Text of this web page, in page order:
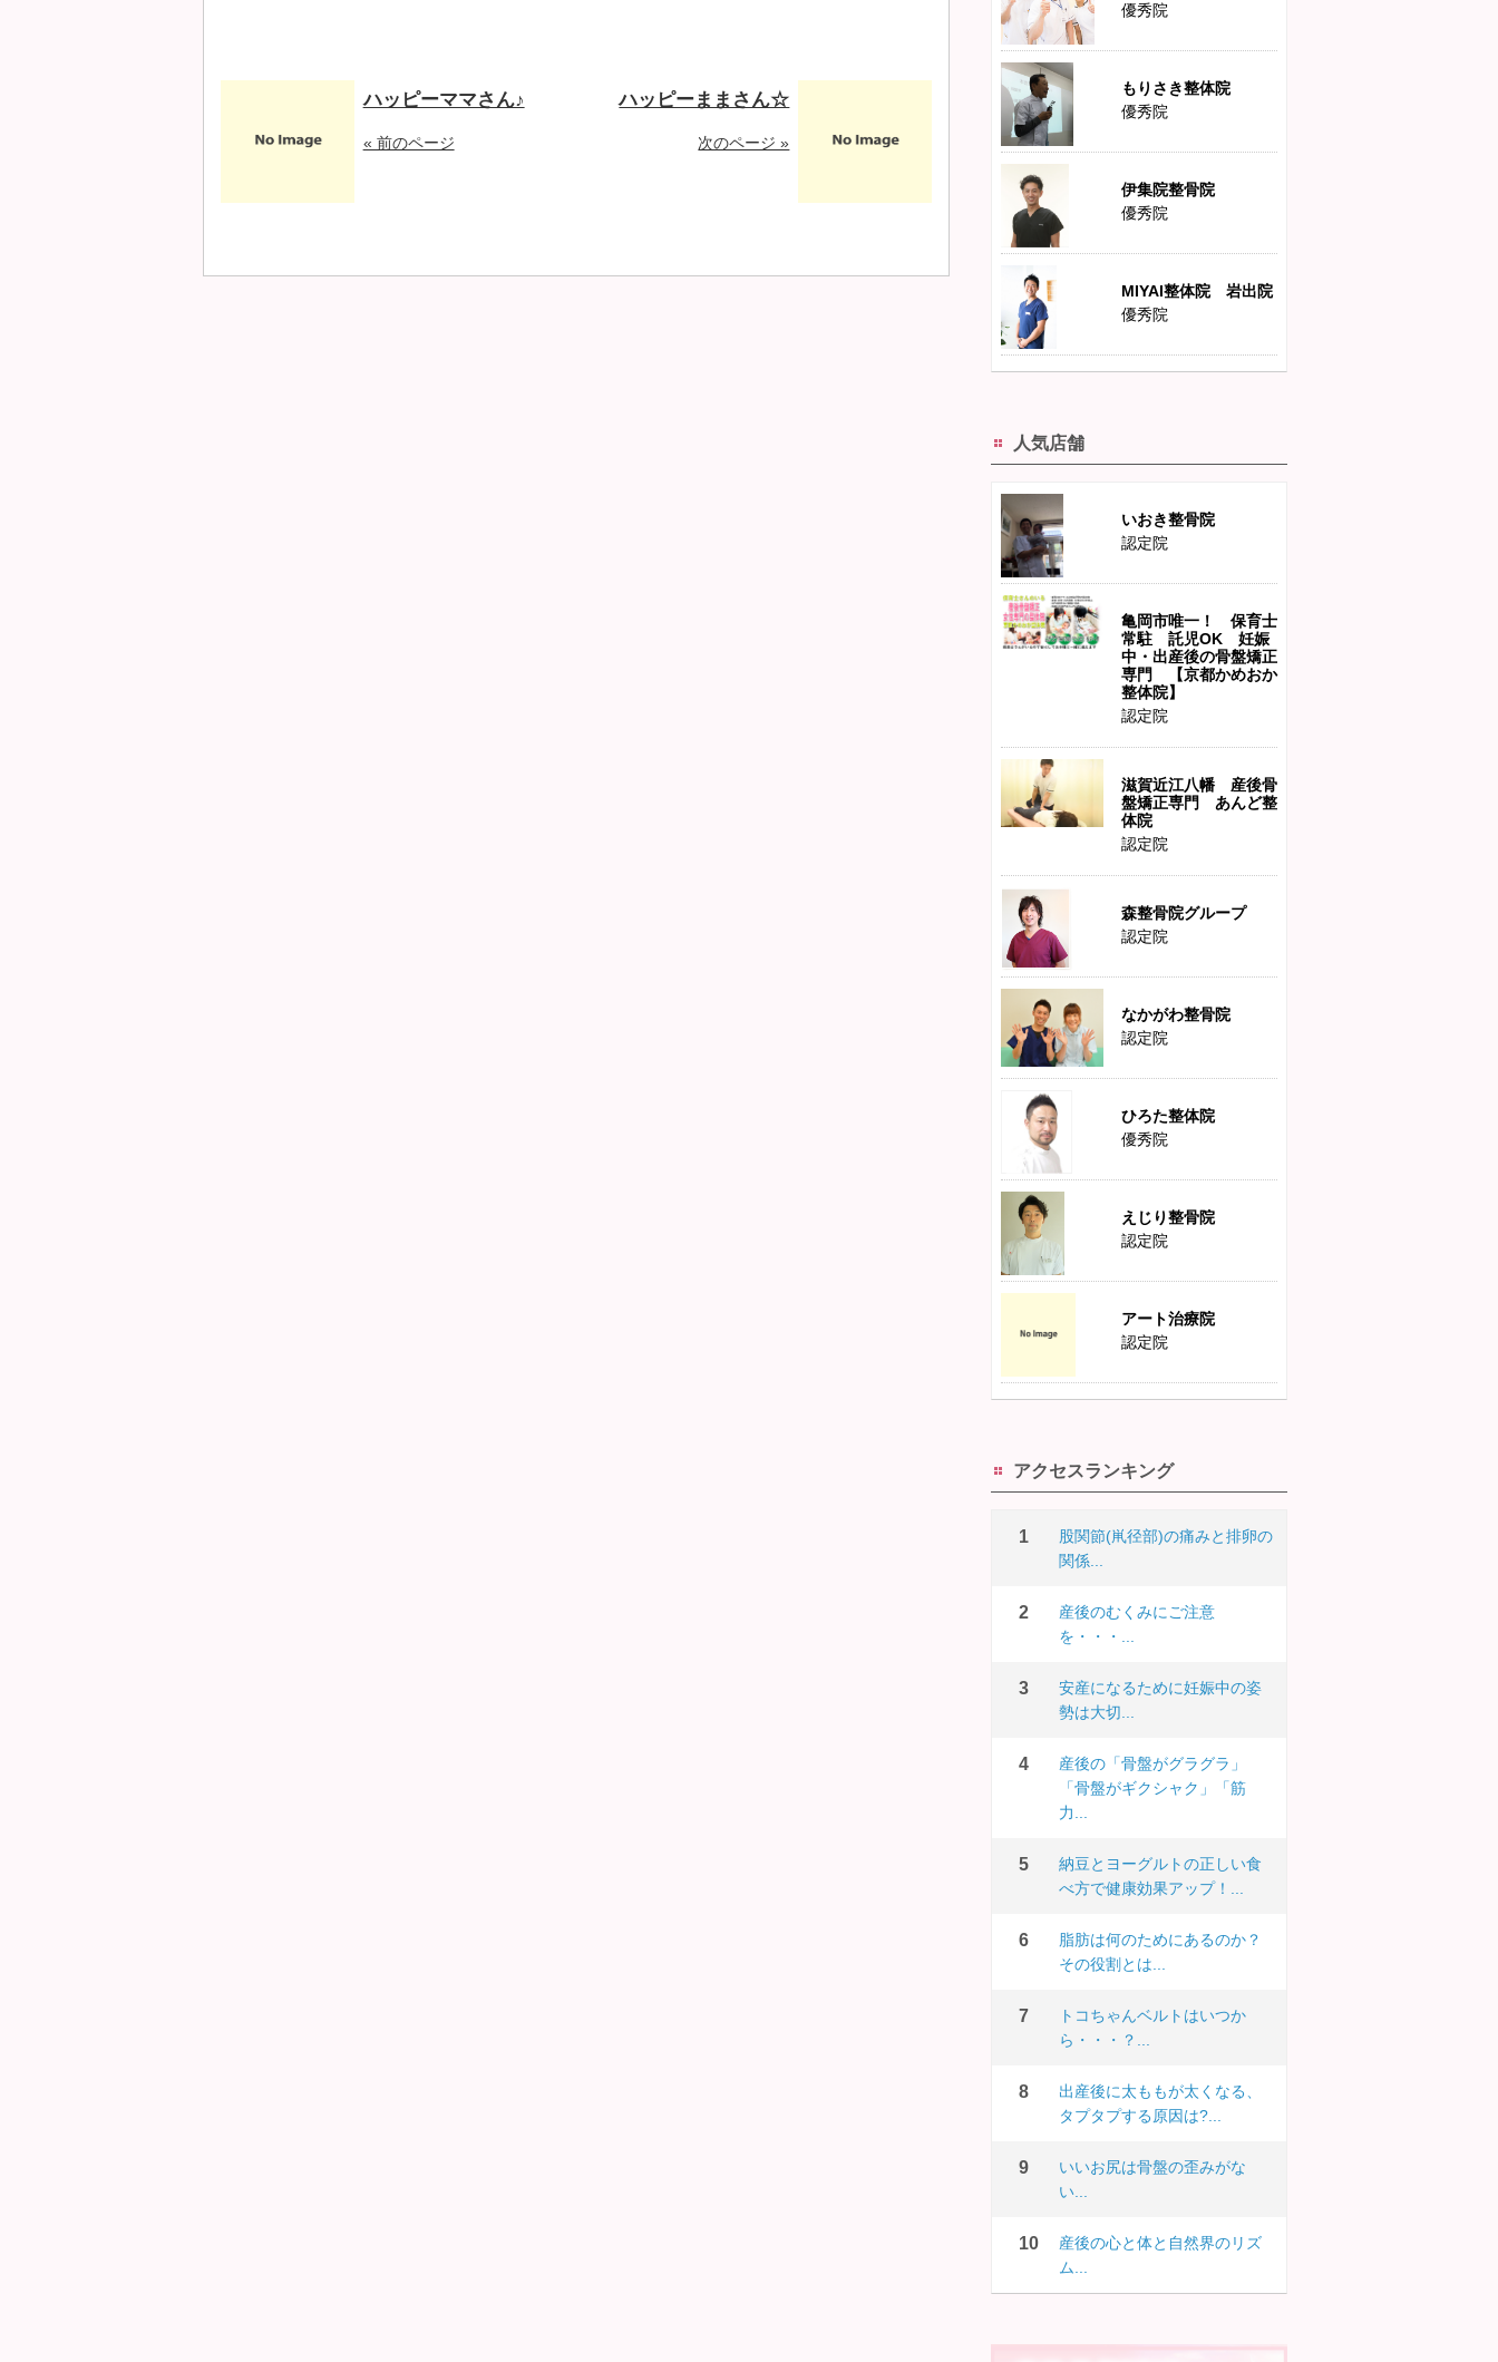
ハッピーママさん♪
« 前のページ
ハッピーままさん☆
次のページ »
優秀院
もりさき整体院
優秀院
伊集院整骨院
優秀院
MIYAI整体院 岩出院
優秀院
人気店舗
いおき整骨院
認定院
亀岡市唯一！ 保育士
常駐 託児OK 妊娠
中・出産後の骨盤矯正
専門 【京都かめおか
整体院】
認定院
滋賀近江八幡 産後骨
盤矯正専門 あんど整
体院
認定院
森整骨院グループ
認定院
なかがわ整骨院
認定院
ひろた整体院
優秀院
えじり整骨院
認定院
アート治療院
認定院
アクセスランキング
股関節(鼡径部)の痛みと排卵の
関係...
産後のむくみにご注意
を・・・...
安産になるために妊娠中の姿
勢は大切...
産後の「骨盤がグラグラ」
「骨盤がギクシャク」「筋
力...
納豆とヨーグルトの正しい食
べ方で健康効果アップ！...
脂肪は何のためにあるのか？
その役割とは...
トコちゃんベルトはいつか
ら・・・？...
出産後に太ももが太くなる、
タプタプする原因は?...
いいお尻は骨盤の歪みがな
い...
産後の心と体と自然界のリズ
ム...